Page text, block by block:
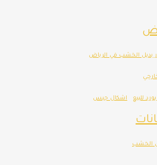
بديل الخشب في الرياض
للبيع اشكال جبس
الخشب